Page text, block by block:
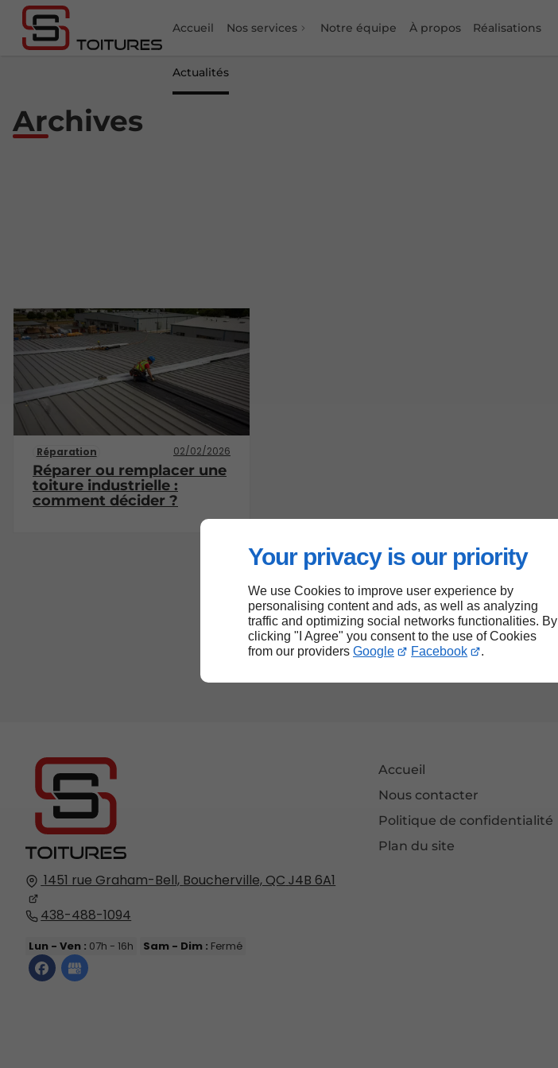
Your privacy is our priority
We use Cookies to improve user experience by
personalising content and ads, as well as analyzing
traffic and optimizing social networks functionalities. By
clicking "I Agree" you consent to the use of Cookies
from our providers Google Facebook .
Accueil Nos services Notre équipe À propos Réalisations
Actualités
Archives
Réparation 02/02/2026
Réparer ou remplacer une
toiture industrielle :
comment décider ?
1451 rue Graham-Bell, Boucherville, QC J4B 6A1
438-488-1094
Lun - Ven : 07h - 16h Sam - Dim : Fermé
Accueil
Nous contacter
Politique de confidentialité
Plan du site